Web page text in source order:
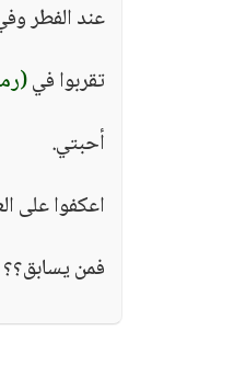
عند الفطر
تقربوا في
أحبتي.
اعكفوا على
فمن يسابق؟؟